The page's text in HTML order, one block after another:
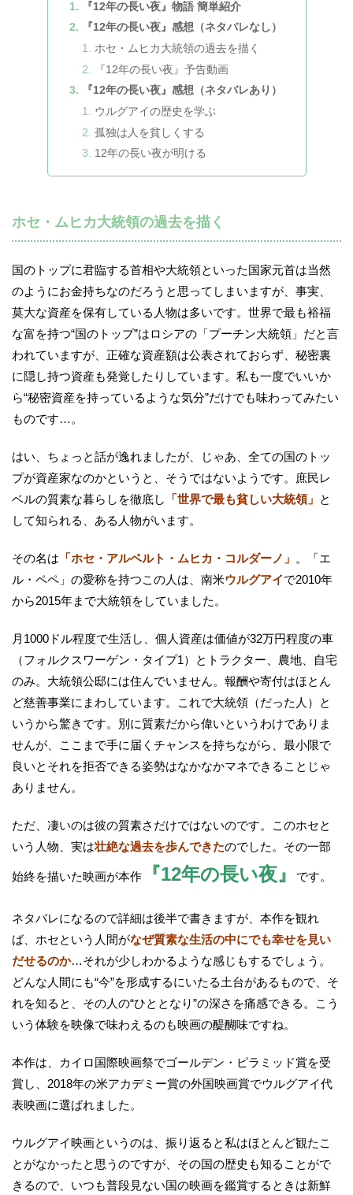
『12年の長い夜』物語 簡単紹介
『12年の長い夜』感想（ネタバレなし）
ホセ・ムヒカ大統領の過去を描く
『12年の長い夜』予告動画
『12年の長い夜』感想（ネタバレあり）
ウルグアイの歴史を学ぶ
孤独は人を貧しくする
12年の長い夜が明ける
ホセ・ムヒカ大統領の過去を描く
国のトップに君臨する首相や大統領といった国家元首は当然
のようにお金持ちなのだろうと思ってしまいますが、事実、
莫大な資産を保有している人物は多いです。世界で最も裕福
な富を持つ“国のトップ”はロシアの「プーチン大統領」だと言
われていますが、正確な資産額は公表されておらず、秘密裏
に隠し持つ資産も発覚したりしています。私も一度でいいか
ら“秘密資産を持っているような気分”だけでも味わってみたい
ものです…。
はい、ちょっと話が逸れましたが、じゃあ、全ての国のトッ
プが資産家なのかというと、そうではないようです。庶民レ
ベルの質素な暮らしを徹底し
「世界で最も貧しい大統領」 と
して知られる、ある人物がいます。
その名は 「ホセ・アルベルト・ムヒカ・コルダーノ」 。「エ
ル・ペペ」の愛称を持つこの人は、南米ウルグアイで2010年
から2015年まで大統領をしていました。
月1000ドル程度で生活し、個人資産は価値が32万円程度の車
（フォルクスワーゲン・タイプ1）とトラクター、農地、自宅
のみ。大統領公邸には住んでいません。報酬や寄付はほとん
ど慈善事業にまわしています。これで大統領（だった人）と
いうから驚きです。別に質素だから偉いというわけでありま
せんが、ここまで手に届くチャンスを持ちながら、最小限で
良いとそれを拒否できる姿勢はなかなかマネできることじゃ
ありません。
ただ、凄いのは彼の質素さだけではないのです。このホセと
いう人物、実は壮絶な過去を歩んできたのでした。その一部
始終を描いた映画が本作 『12年の長い夜』 です。
ネタバレになるので詳細は後半で書きますが、本作を観れ
ば、ホセという人間がなぜ質素な生活の中にでも幸せを見い
だせるのか…それが少しわかるような感じもするでしょう。
どんな人間にも“今”を形成するにいたる土台があるもので、そ
れを知ると、その人の“ひととなり”の深さを痛感できる。こう
いう体験を映像で味わえるのも映画の醍醐味ですね。
本作は、カイロ国際映画祭でゴールデン・ピラミッド賞を受
賞し、2018年の米アカデミー賞の外国映画賞でウルグアイ代
表映画に選ばれました。
ウルグアイ映画というのは、振り返ると私はほとんど観たこ
とがなかったと思うのですが、その国の歴史も知ることがで
きるので、いつも普段見ない国の映画を鑑賞するときは新鮮